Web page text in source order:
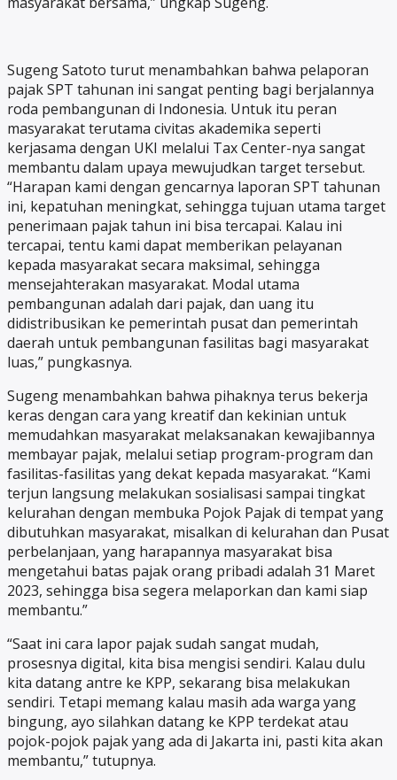
Sugeng Satoto turut menambahkan bahwa pelaporan
pajak SPT tahunan ini sangat penting bagi berjalannya
roda pembangunan di Indonesia. Untuk itu peran
masyarakat terutama civitas akademika seperti
kerjasama dengan UKI melalui Tax Center-nya sangat
membantu dalam upaya mewujudkan target tersebut.
“Harapan kami dengan gencarnya laporan SPT tahunan
ini, kepatuhan meningkat, sehingga tujuan utama target
penerimaan pajak tahun ini bisa tercapai. Kalau ini
tercapai, tentu kami dapat memberikan pelayanan
kepada masyarakat secara maksimal, sehingga
mensejahterakan masyarakat. Modal utama
pembangunan adalah dari pajak, dan uang itu
didistribusikan ke pemerintah pusat dan pemerintah
daerah untuk pembangunan fasilitas bagi masyarakat
luas,” pungkasnya.
Sugeng menambahkan bahwa pihaknya terus bekerja
keras dengan cara yang kreatif dan kekinian untuk
memudahkan masyarakat melaksanakan kewajibannya
membayar pajak, melalui setiap program-program dan
fasilitas-fasilitas yang dekat kepada masyarakat. “Kami
terjun langsung melakukan sosialisasi sampai tingkat
kelurahan dengan membuka Pojok Pajak di tempat yang
dibutuhkan masyarakat, misalkan di kelurahan dan Pusat
perbelanjaan, yang harapannya masyarakat bisa
mengetahui batas pajak orang pribadi adalah 31 Maret
2023, sehingga bisa segera melaporkan dan kami siap
membantu.”
“Saat ini cara lapor pajak sudah sangat mudah,
prosesnya digital, kita bisa mengisi sendiri. Kalau dulu
kita datang antre ke KPP, sekarang bisa melakukan
sendiri. Tetapi memang kalau masih ada warga yang
bingung, ayo silahkan datang ke KPP terdekat atau
pojok-pojok pajak yang ada di Jakarta ini, pasti kita akan
membantu,” tutupnya.